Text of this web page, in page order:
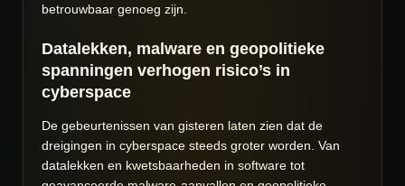
betrouwbaar genoeg zijn.
Datalekken, malware en geopolitieke
spanningen verhogen risico’s in
cyberspace
De gebeurtenissen van gisteren laten zien dat de
dreigingen in cyberspace steeds groter worden. Van
datalekken en kwetsbaarheden in software tot